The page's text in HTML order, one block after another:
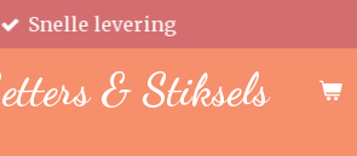
& Stiksels
Snelle levering